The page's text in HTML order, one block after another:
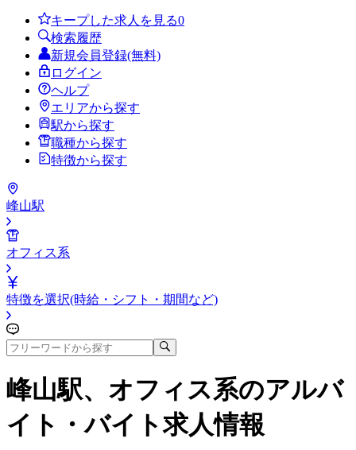
キープした求人を見る0
検索履歴
新規会員登録(無料)
ログイン
ヘルプ
エリアから探す
駅から探す
職種から探す
特徴から探す
峰山駅
オフィス系
特徴を選択(時給・シフト・期間など)
峰山駅、オフィス系のアルバ
イト・バイト求人情報